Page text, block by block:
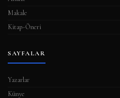
Makale
Kitap-Öneri
SAYFALAR
Yazarlar
Künye